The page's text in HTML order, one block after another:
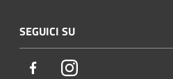
SEGUICI SU
FacebookInstagram